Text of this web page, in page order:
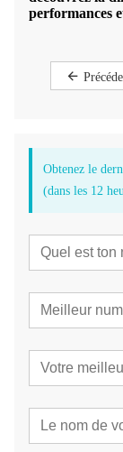
performances
Obtenez le
(dans les 12